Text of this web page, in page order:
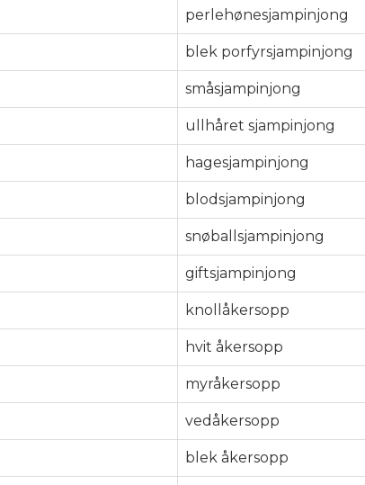
perlehønesjampinjong
blek porfyrsjampinjong
småsjampinjong
ullhåret sjampinjong
hagesjampinjong
blodsjampinjong
snøballsjampinjong
giftsjampinjong
knollåkersopp
hvit åkersopp
myråkersopp
vedåkersopp
blek åkersopp